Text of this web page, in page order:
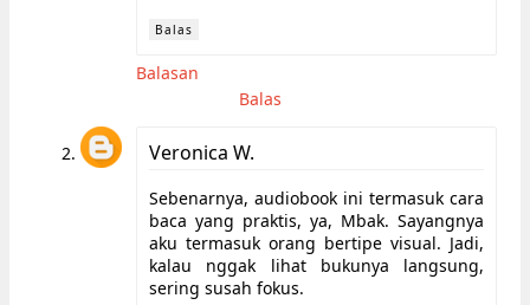
Balas
Balasan
Balas
Veronica W.
Sebenarnya, audiobook ini termasuk cara
baca yang praktis, ya, Mbak. Sayangnya
aku termasuk orang bertipe visual. Jadi,
kalau nggak lihat bukunya langsung,
sering susah fokus.